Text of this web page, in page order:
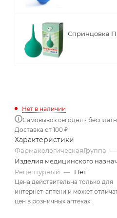
Спринцовка
Нет в наличии
Самовывоз сегодня -
Доставка от 100 ₽
Характеристики
ФармакологическаяГруппа —
Изделия медицинского
Рецептурный — Нет
Цена действительна только для
интернет-аптеки и может
цен в розничных аптеках